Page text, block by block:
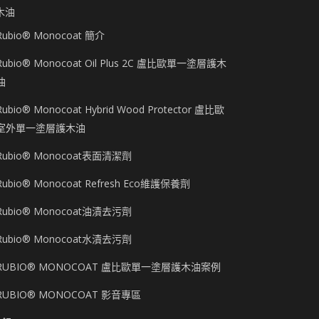
油
Monocoat 簡介
Monocoat Oil Plus 2C 盧比歐單一塗層護木
Monocoat Hybrid Wood Protector 盧比歐
外單一塗層護木油
Monocoat表面清潔劑
Monocoat Refresh Eco維護保養劑
Monocoat油漬去污劑
Monocoat水漬去污劑
MONOCOAT 盧比歐單一塗層護木油案例
MONOCOAT 影音專區